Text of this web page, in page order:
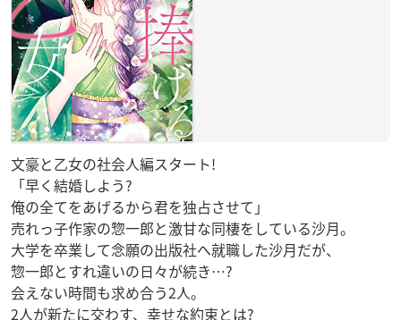
文豪と乙女の社会人編スタート!
「早く結婚しよう?
俺の全てをあげるから君を独占させて」
売れっ子作家の惣一郎と激甘な同棲をしている沙月。
大学を卒業して念願の出版社へ就職した沙月だが、
惣一郎とすれ違いの日々が続き…?
会えない時間も求め合う2人。
2人が新たに交わす、幸せな約束とは?